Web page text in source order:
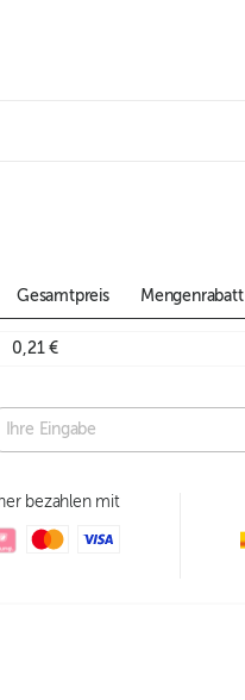
Gesamtpreis Mengenrabatt
0,21 €
bezahlen mit